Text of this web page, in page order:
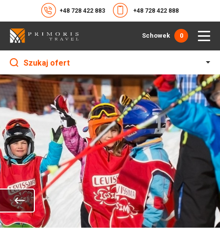
+48 728 422 883 +48 728 422 888
Schowek 0
Szukaj ofert